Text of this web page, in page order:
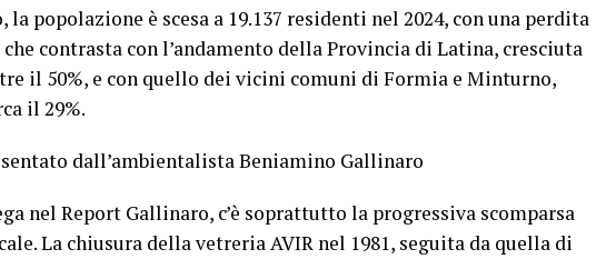
popolazione è scesa a 19.137 residenti nel 2024, con una perdita
contrasta con l’andamento della Provincia di Latina, cresciuta
il 50%, e con quello dei vicini comuni di Formia e Minturno,
il 29%.
dall’ambientalista Beniamino Gallinaro
nel Report Gallinaro, c’è soprattutto la progressiva scomparsa
La chiusura della vetreria AVIR nel 1981, seguita da quella di